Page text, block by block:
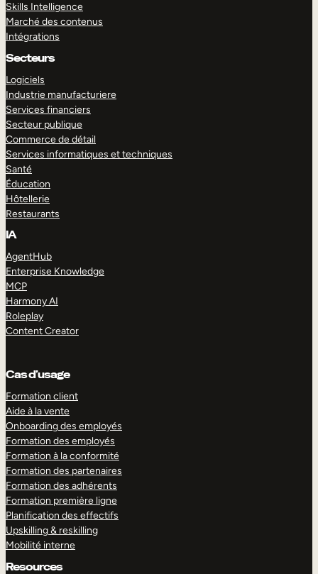
Skills Intelligence
Marché des contenus
Intégrations
Secteurs
Logiciels
Industrie manufacturiere
Services financiers
Secteur publique
Commerce de détail
Services informatiques et techniques
Santé
Éducation
Hôtellerie
Restaurants
IA
AgentHub
Enterprise Knowledge
MCP
Harmony AI
Roleplay
Content Creator
Cas d’usage
Formation client
Aide à la vente
Onboarding des employés
Formation des employés
Formation à la conformité
Formation des partenaires
Formation des adhérents
Formation première ligne
Planification des effectifs
Upskilling & reskilling
Mobilité interne
Resources